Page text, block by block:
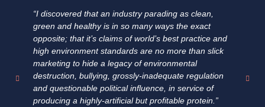
“I discovered that an industry parading as clean,
green and healthy is in so many ways the exact
opposite; that it’s claims of world’s best practice and
high environment standards are no more than slick
marketing to hide a legacy of environmental
destruction, bullying, grossly-inadequate regulation
and questionable political influence, in service of
producing a highly-artificial but profitable protein.”